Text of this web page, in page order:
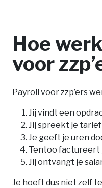
Hoe
voor
Payroll voor zzp’ers
Jij vindt een
Jij spreekt je
Je geeft je uren
Tentoo factureert
Jij ontvangt je
Je hoeft dus niet zelf